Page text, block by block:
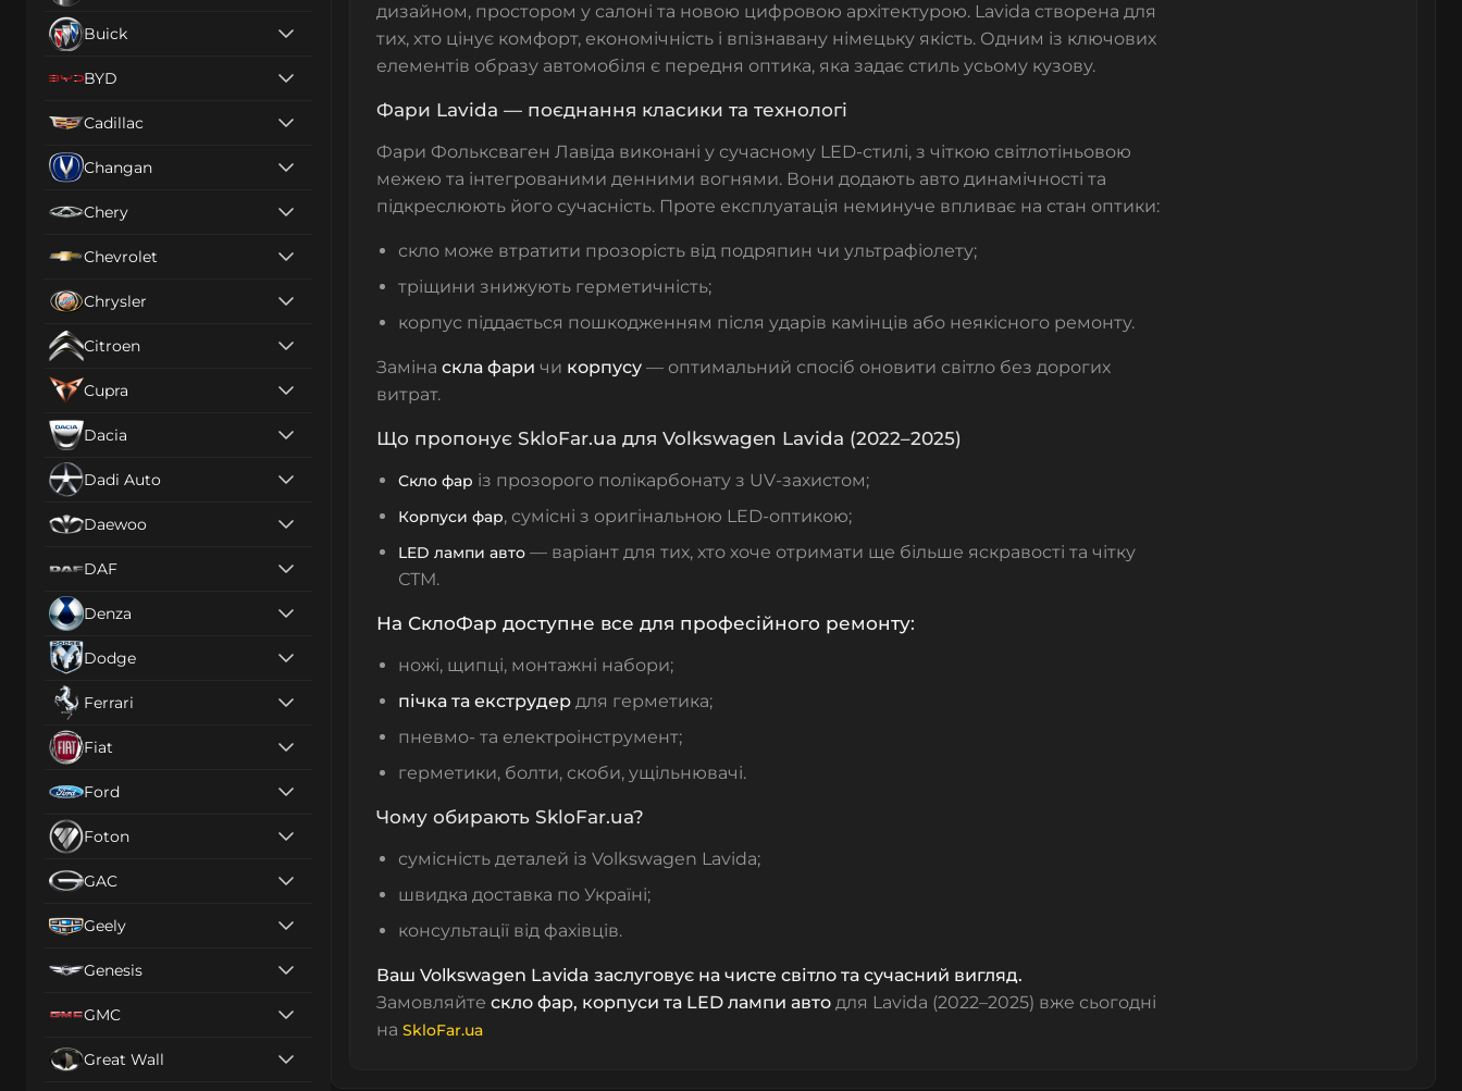
Buick
BYD
Cadillac
Changan
Chery
Chevrolet
Chrysler
Citroen
Cupra
Dacia
Dadi Auto
Daewoo
DAF
Denza
Dodge
Ferrari
Fiat
Ford
Foton
GAC
Geely
Genesis
GMC
Great Wall
дизайном, простором у салоні та новою цифровою архітектурою. Lavida створена для
тих, хто цінує комфорт, економічність і впізнавану німецьку якість. Одним із ключових
елементів образу автомобіля є передня оптика, яка задає стиль усьому кузову.
Фари Lavida — поєднання класики та технологі
Фари Фольксваген Лавіда виконані у сучасному LED-стилі, з чіткою світлотіньовою
межею та інтегрованими денними вогнями. Вони додають авто динамічності та
підкреслюють його сучасність. Проте експлуатація неминуче впливає на стан оптики:
скло може втратити прозорість від подряпин чи ультрафіолету;
тріщини знижують герметичність;
корпус піддається пошкодженням після ударів камінців або неякісного ремонту.
Заміна скла фари чи корпусу — оптимальний спосіб оновити світло без дорогих
витрат.
Що пропонує SkloFar.ua для Volkswagen Lavida (2022–2025)
Скло фар із прозорого полікарбонату з UV-захистом;
Корпуси фар, сумісні з оригінальною LED-оптикою;
LED лампи авто — варіант для тих, хто хоче отримати ще більше яскравості та чітку
СТМ.
На СклоФар доступне все для професійного ремонту:
ножі, щипці, монтажні набори;
пічка та екструдер для герметика;
пневмо- та електроінструмент;
герметики, болти, скоби, ущільнювачі.
Чому обирають SkloFar.ua?
сумісність деталей із Volkswagen Lavida;
швидка доставка по Україні;
консультації від фахівців.
Ваш Volkswagen Lavida заслуговує на чисте світло та сучасний вигляд.
Замовляйте скло фар, корпуси та LED лампи авто для Lavida (2022–2025) вже сьогодні
на SkloFar.ua